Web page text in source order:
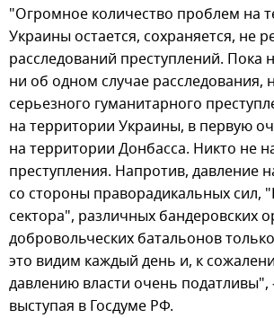
"Огромное количество проблем на
Украины остается, сохраняется, не
расследований преступлений. Пока
ни об одном случае расследования,
серьезного гуманитарного
на территории Украины, в первую
на территории Донбасса. Никто не
преступления. Напротив, давление
со стороны праворадикальных сил,
сектора", различных бандеровских
добровольческих батальонов
это видим каждый день и, к
давлению власти очень податливы",
выступая в Госдуме РФ.